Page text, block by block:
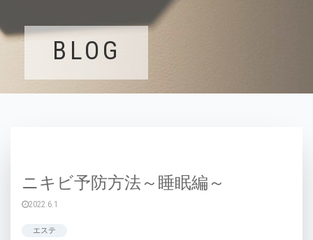
BLOG
ニキビ予防方法～睡眠編～
2022.6.1
エステ